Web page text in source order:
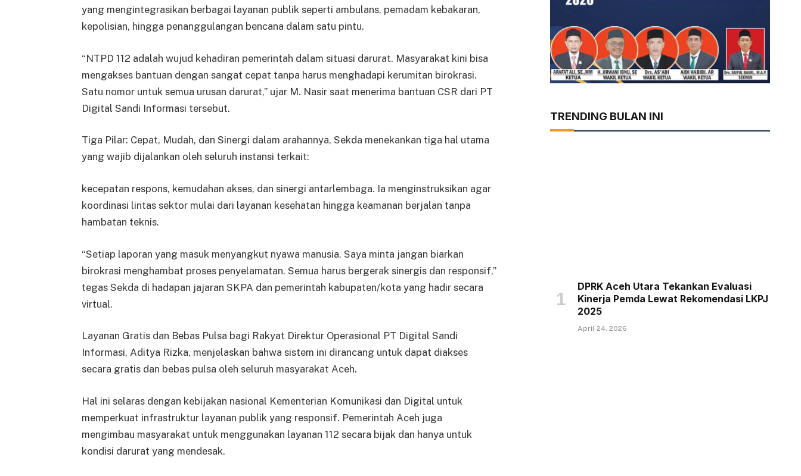
yang mengintegrasikan berbagai layanan publik seperti ambulans, pemadam kebakaran,
kepolisian, hingga penanggulangan bencana dalam satu pintu.
“NTPD 112 adalah wujud kehadiran pemerintah dalam situasi darurat. Masyarakat kini bisa
mengakses bantuan dengan sangat cepat tanpa harus menghadapi kerumitan birokrasi.
Satu nomor untuk semua urusan darurat,” ujar M. Nasir saat menerima bantuan CSR dari PT
Digital Sandi Informasi tersebut.
Tiga Pilar: Cepat, Mudah, dan Sinergi dalam arahannya, Sekda menekankan tiga hal utama
yang wajib dijalankan oleh seluruh instansi terkait:
kecepatan respons, kemudahan akses, dan sinergi antarlembaga. Ia menginstruksikan agar
koordinasi lintas sektor mulai dari layanan kesehatan hingga keamanan berjalan tanpa
hambatan teknis.
“Setiap laporan yang masuk menyangkut nyawa manusia. Saya minta jangan biarkan
birokrasi menghambat proses penyelamatan. Semua harus bergerak sinergis dan responsif,”
tegas Sekda di hadapan jajaran SKPA dan pemerintah kabupaten/kota yang hadir secara
virtual.
Layanan Gratis dan Bebas Pulsa bagi Rakyat Direktur Operasional PT Digital Sandi
Informasi, Aditya Rizka, menjelaskan bahwa sistem ini dirancang untuk dapat diakses
secara gratis dan bebas pulsa oleh seluruh masyarakat Aceh.
Hal ini selaras dengan kebijakan nasional Kementerian Komunikasi dan Digital untuk
memperkuat infrastruktur layanan publik yang responsif. Pemerintah Aceh juga
mengimbau masyarakat untuk menggunakan layanan 112 secara bijak dan hanya untuk
kondisi darurat yang mendesak.
TRENDING BULAN INI
DPRK Aceh Utara Tekankan Evaluasi
Kinerja Pemda Lewat Rekomendasi LKPJ
2025
April 24, 2026